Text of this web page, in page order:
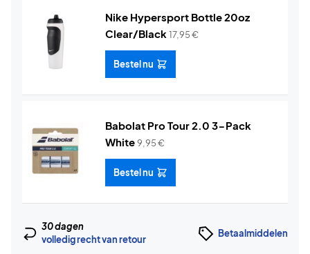
Nike Hypersport Bottle 20oz
Clear/Black17,95€
Bestel nu
Babolat Pro Tour 2.0 3-Pack
White9,95€
Bestel nu
30 dagen
volledig recht van retour
Betaalmiddelen